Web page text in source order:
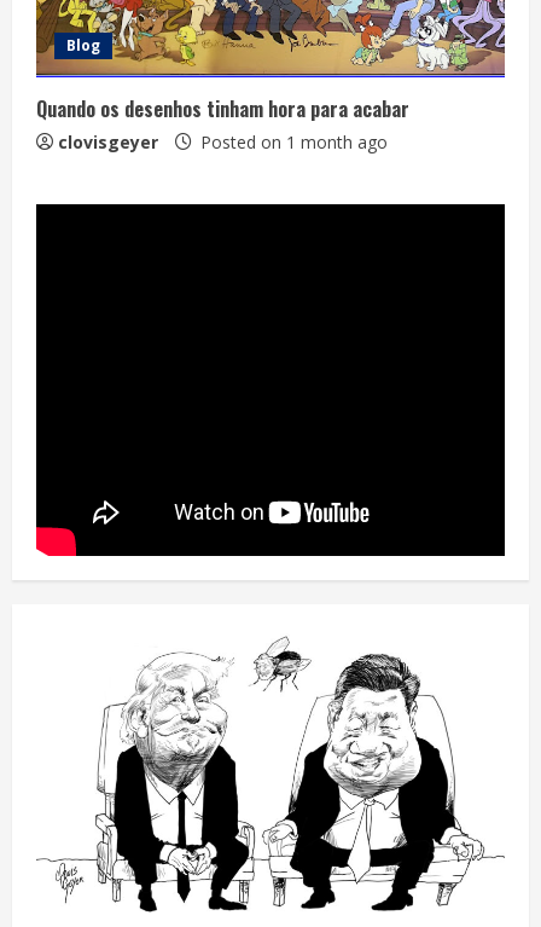
Blog
Quando os desenhos tinham hora para acabar
clovisgeyer Posted on 1 month ago